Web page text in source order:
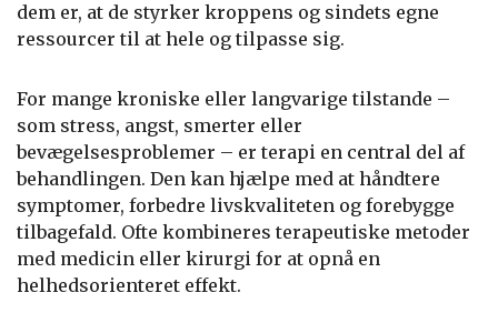
dem er, at de styrker kroppens og sindets egne
ressourcer til at hele og tilpasse sig.
For mange kroniske eller langvarige tilstande –
som stress, angst, smerter eller
bevægelsesproblemer – er terapi en central del af
behandlingen. Den kan hjælpe med at håndtere
symptomer, forbedre livskvaliteten og forebygge
tilbagefald. Ofte kombineres terapeutiske metoder
med medicin eller kirurgi for at opnå en
helhedsorienteret effekt.